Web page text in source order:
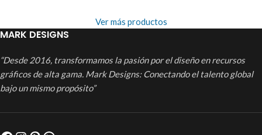
Ver más productos
MARK DESIGNS
“Desde 2016, transformamos la pasión por el diseño en recursos
gráficos de alta gama. Mark Designs: Conectando el talento global
bajo un mismo propósito”